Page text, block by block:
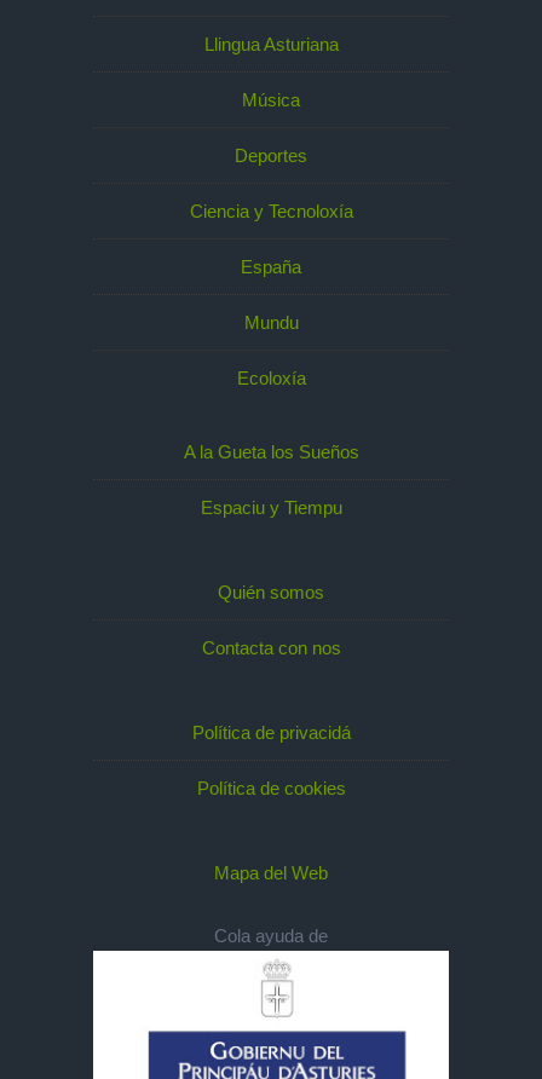
Llingua Asturiana
Música
Deportes
Ciencia y Tecnoloxía
España
Mundu
Ecoloxía
A la Gueta los Sueños
Espaciu y Tiempu
Quién somos
Contacta con nos
Política de privacidá
Política de cookies
Mapa del Web
Cola ayuda de